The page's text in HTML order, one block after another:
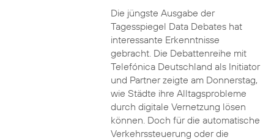
Die jüngste Ausgabe der
Tagesspiegel Data Debates hat
interessante Erkenntnisse
gebracht. Die Debattenreihe mit
Telefónica Deutschland als Initiator
und Partner zeigte am Donnerstag,
wie Städte ihre Alltagsprobleme
durch digitale Vernetzung lösen
können. Doch für die automatische
Verkehrssteuerung oder die